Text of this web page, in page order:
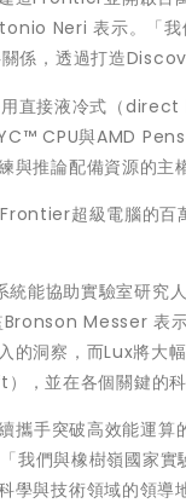
Neri 表示。「
係，透過打造
用直接液冷式（
CPU與AMD
與推論配備資源的
超級電腦的百
統能協助實驗室研
Messer 表示
的洞察，而Lux將大
並在各個關鍵的科
攜手突破高效能運
我們與橡樹嶺國家
學與技術領域的領導